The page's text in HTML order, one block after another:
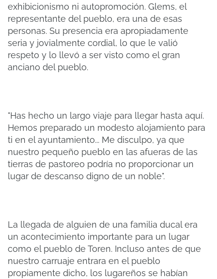
exhibicionismo ni autopromoción. Glems, el
representante del pueblo, era una de esas
personas. Su presencia era apropiadamente
seria y jovialmente cordial, lo que le valió
respeto y lo llevó a ser visto como el gran
anciano del pueblo.
"Has hecho un largo viaje para llegar hasta aquí.
Hemos preparado un modesto alojamiento para
ti en el ayuntamiento... Me disculpo, ya que
nuestro pequeño pueblo en las afueras de las
tierras de pastoreo podría no proporcionar un
lugar de descanso digno de un noble".
La llegada de alguien de una familia ducal era
un acontecimiento importante para un lugar
como el pueblo de Toren. Incluso antes de que
nuestro carruaje entrara en el pueblo
propiamente dicho, los lugareños se habían